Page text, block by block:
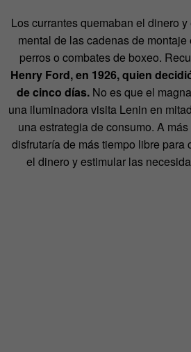
Los currantes quemaban el dinero
mental de las cadenas de
perros o combates de boxeo.
Henry Ford, en 1926, quien
de cinco días. No es que el
una iluminadora visita Lenin en
una estrategia de consumo. A
disfrutaría de más tiempo libre para
el dinero y estimular las